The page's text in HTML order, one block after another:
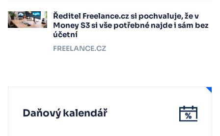
Ředitel Freelance.cz si pochvaluje, že v
Money S3 si vše potřebné najde i sám bez
účetní
FREELANCE.CZ
Daňový kalendář